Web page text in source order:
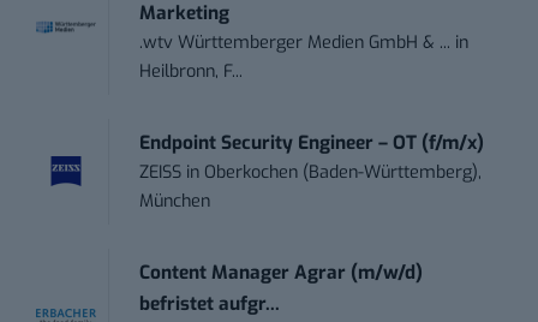
Marketing
.wtv Württemberger Medien GmbH & ... in
Heilbronn, F...
Endpoint Security Engineer – OT (f/m/x)
ZEISS in Oberkochen (Baden-Württemberg),
München
Content Manager Agrar (m/w/d)
befristet aufgr...